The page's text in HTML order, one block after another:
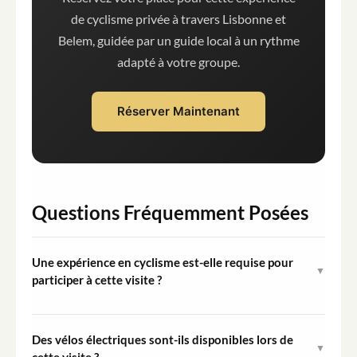
de cyclisme privée à travers Lisbonne et
Belem, guidée par un guide local à un rythme
adapté à votre groupe.
Réserver Maintenant
Questions Fréquemment Posées
Une expérience en cyclisme est-elle requise pour
participer à cette visite ?
▼
long du Tage. Les participants doivent être capables de
Des vélos électriques sont-ils disponibles lors de
▼